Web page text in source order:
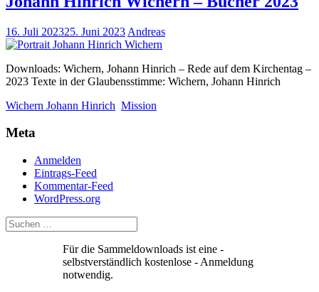
16. Juli 202325. Juni 2023 Andreas
Downloads: Wichern, Johann Hinrich – Rede auf dem Kirchentag –
2023 Texte in der Glaubensstimme: Wichern, Johann Hinrich
Wichern Johann Hinrich Mission
Meta
Anmelden
Eintrags-Feed
Kommentar-Feed
WordPress.org
Für die Sammeldownloads ist eine -
selbstverständlich kostenlose - Anmeldung
notwendig.